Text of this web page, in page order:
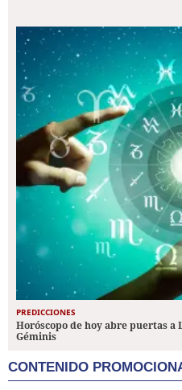
PREDICCIONES
Horóscopo de hoy abre puertas
Géminis
CONTENIDO